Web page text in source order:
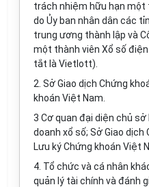
trách nhiệm hữu hạn một
do Ủy ban nhân dân các
trung ương thành lập và
một thành viên Xổ số
tắt là Vietlott).
2. Sở Giao dịch Chứng
khoán Việt Nam.
3 Cơ quan đại diện chủ
doanh xổ số; SởGiao dịch
Lưu ký Chứng khoán Việt
4. Tổ chức và cá nhân
quản lý tài chính và đánh